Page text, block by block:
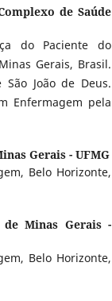
de Saúde
do Paciente do
Gerais, Brasil.
João de Deus.
Enfermagem pela
Gerais - UFMG
Belo Horizonte,
de Minas Gerais -
Belo Horizonte,